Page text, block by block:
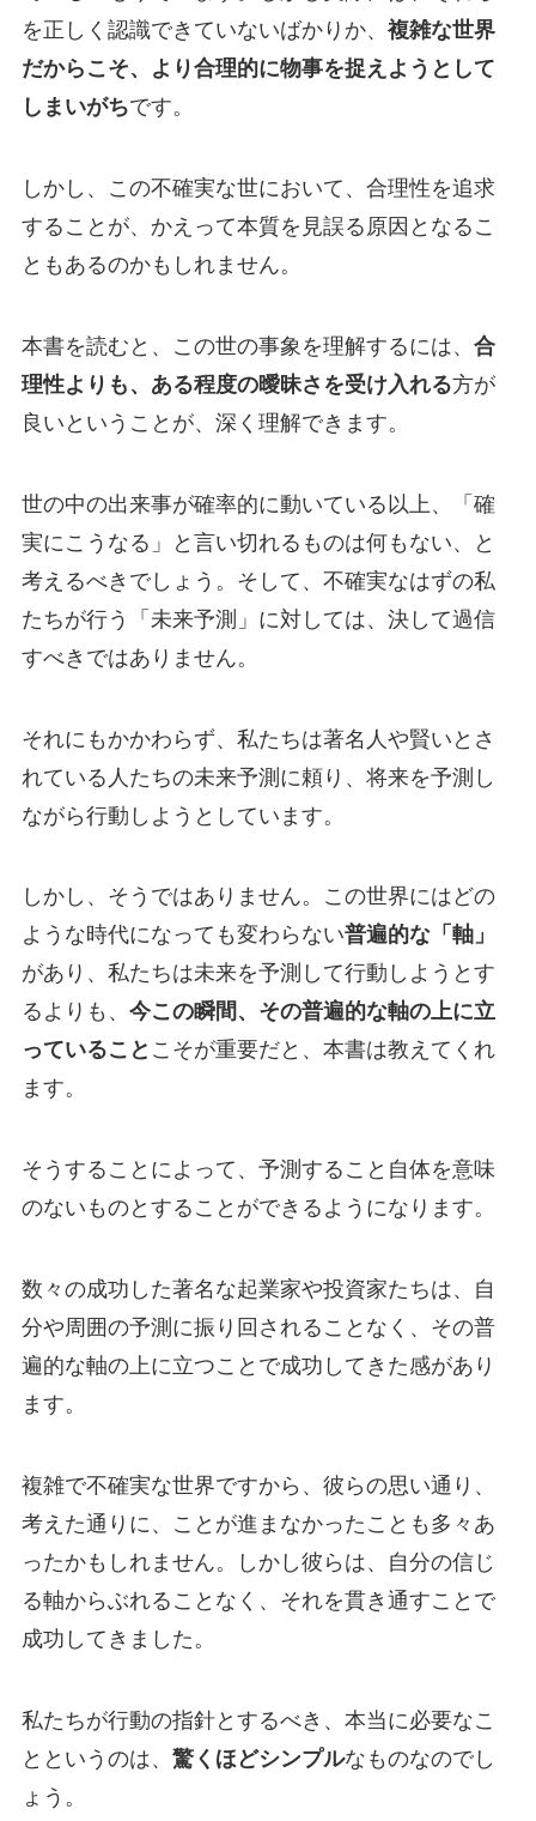
を正しく認識できていないばかりか、 複雑な世界
だからこそ、より合理的に物事を捉えようとして
しまいがちです。
しかし、この不確実な世において、合理性を追求
することが、かえって本質を見誤る原因となるこ
ともあるのかもしれません。
本書を読むと、この世の事象を理解するには、 合
理性よりも、ある程度の曖昧さを受け入れる方が
良いということが、深く理解できます。
世の中の出来事が確率的に動いている以上、「確
実にこうなる」と言い切れるものは何もない、と
考えるべきでしょう。そして、不確実なはずの私
たちが行う「未来予測」に対しては、決して過信
すべきではありません。
それにもかかわらず、私たちは著名人や賢いとさ
れている人たちの未来予測に頼り、将来を予測し
ながら行動しようとしています。
しかし、そうではありません。この世界にはどの
ような時代になっても変わらない普遍的な「軸」
があり、私たちは未来を予測して行動しようとす
るよりも、 今この瞬間、その普遍的な軸の上に立
っていること こそが重要だと、本書は教えてくれ
ます。
そうすることによって、予測すること自体を意味
のないものとすることができるようになります。
数々の成功した著名な起業家や投資家たちは、自
分や周囲の予測に振り回されることなく、その普
遍的な軸の上に立つことで成功してきた感があり
ます。
複雑で不確実な世界ですから、彼らの思い通り、
考えた通りに、ことが進まなかったことも多々あ
ったかもしれません。しかし彼らは、自分の信じ
る軸からぶれることなく、それを貫き通すことで
成功してきました。
私たちが行動の指針とするべき、本当に必要なこ
とというのは、 驚くほどシンプルなものなのでし
ょう。